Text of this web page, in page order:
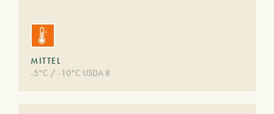
MITTEL
-5°C / -10°C USDA 8